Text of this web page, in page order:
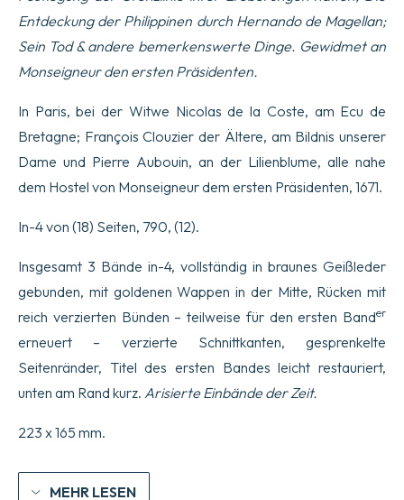
Entdeckung der Philippinen durch Hernando de Magellan;
Sein Tod & andere bemerkenswerte Dinge. Gewidmet an
Monseigneur den ersten Präsidenten.
In Paris, bei der Witwe Nicolas de la Coste, am Ecu de
Bretagne; François Clouzier der Ältere, am Bildnis unserer
Dame und Pierre Aubouin, an der Lilienblume, alle nahe
dem Hostel von Monseigneur dem ersten Präsidenten, 1671.
In-4 von (18) Seiten, 790, (12).
Insgesamt 3 Bände in-4, vollständig in braunes Geißleder
gebunden, mit goldenen Wappen in der Mitte, Rücken mit
reich verzierten Bünden – teilweise für den ersten Bander
erneuert – verzierte Schnittkanten, gesprenkelte
Seitenränder, Titel des ersten Bandes leicht restauriert,
unten am Rand kurz. Arisierte Einbände der Zeit.
223 x 165 mm.
MEHR LESEN